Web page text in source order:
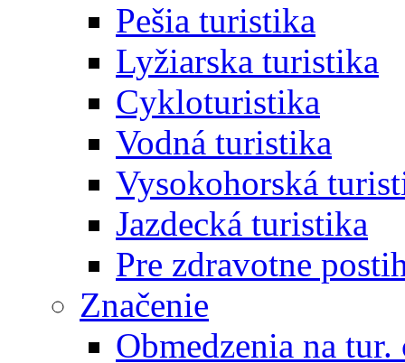
Pešia turistika
Lyžiarska turistika
Cykloturistika
Vodná turistika
Vysokohorská
Jazdecká turistika
Pre zdravotne
Značenie
Obmedzenia na